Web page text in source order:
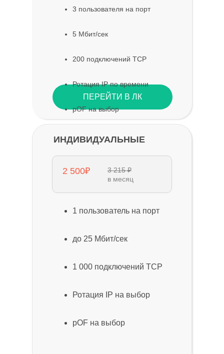
ИНДИВИДУАЛЬНЫЕ
ПЕРЕЙТИ В ЛК
3 пользователя на порт
5 Мбит/сек
200 подключений TCP
Ротация IP по времени
pOF на выбор
1 пользователь на порт
до 25 Мбит/сек
1 000 подключений TCP
Ротация IP на выбор
pOF на выбор
2 500₽
3 215 ₽
в месяц